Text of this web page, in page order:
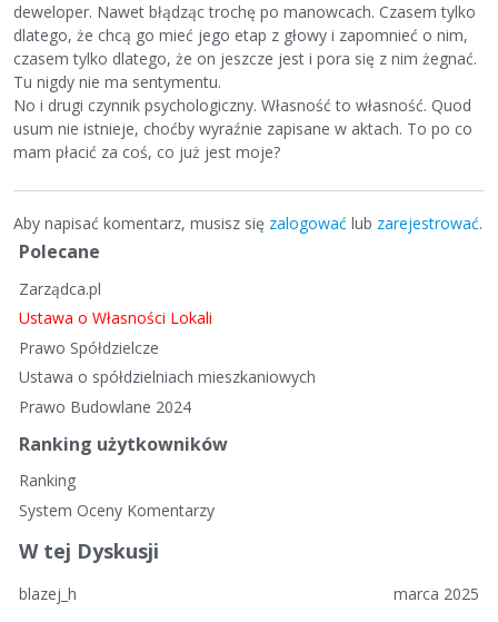
deweloper. Nawet błądząc trochę po manowcach. Czasem tylko
dlatego, że chcą go mieć jego etap z głowy i zapomnieć o nim,
czasem tylko dlatego, że on jeszcze jest i pora się z nim żegnać.
Tu nigdy nie ma sentymentu.
No i drugi czynnik psychologiczny. Własność to własność. Quod
usum nie istnieje, choćby wyraźnie zapisane w aktach. To po co
mam płacić za coś, co już jest moje?
Aby napisać komentarz, musisz się zalogować lub zarejestrować.
S
y
b
k
k
Polecane
Zarządca.pl
Ustawa o Własności Lokali
Prawo Spółdzielcze
Ustawa o spółdzielniach mieszkaniowych
Prawo Budowlane 2024
Ranking użytkowników
Ranking
System Oceny Komentarzy
W tej Dyskusji
marca 2025
blazej_h